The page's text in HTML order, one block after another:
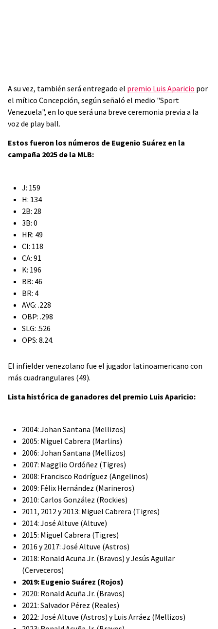
A su vez, también será entregado el premio Luis Aparicio por
el mítico Concepción, según señaló el medio "Sport
Venezuela", en lo que será una breve ceremonia previa a la
voz de play ball.
Estos fueron los números de Eugenio Suárez en la
campaña 2025 de la MLB:
J: 159
H: 134
2B: 28
3B: 0
HR: 49
CI: 118
CA: 91
K: 196
BB: 46
BR: 4
AVG: .228
OBP: .298
SLG: .526
OPS: 8.24.
El infielder venezolano fue el jugador latinoamericano con
más cuadrangulares (49).
Lista histórica de ganadores del premio Luis Aparicio:
2004: Johan Santana (Mellizos)
2005: Miguel Cabrera (Marlins)
2006: Johan Santana (Mellizos)
2007: Magglio Ordóñez (Tigres)
2008: Francisco Rodríguez (Angelinos)
2009: Félix Hernández (Marineros)
2010: Carlos González (Rockies)
2011, 2012 y 2013: Miguel Cabrera (Tigres)
2014: José Altuve (Altuve)
2015: Miguel Cabrera (Tigres)
2016 y 2017: José Altuve (Astros)
2018: Ronald Acuña Jr. (Bravos) y Jesús Aguilar
(Cerveceros)
2019: Eugenio Suárez (Rojos)
2020: Ronald Acuña Jr. (Bravos)
2021: Salvador Pérez (Reales)
2022: José Altuve (Astros) y Luis Arráez (Mellizos)